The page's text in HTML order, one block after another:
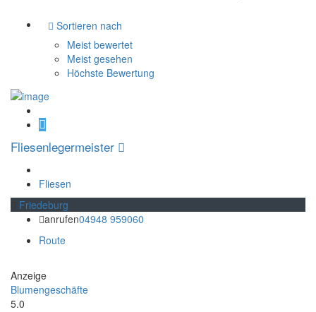
Sortieren nach
Meist bewertet
Meist gesehen
Höchste Bewertung
Fliesenlegermeister
Fliesen
Friedeburg
anrufen04948 959060
Route
Anzeige
Blumengeschäfte
5.0